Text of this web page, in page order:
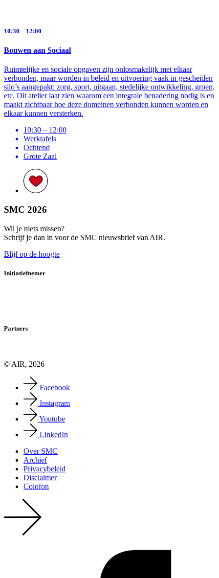
10:30 – 12:00
Bouwen aan Sociaal
Ruimtelijke en sociale opgaven zijn onlosmakelijk met elkaar
verbonden, maar worden in beleid en uitvoering vaak in gescheiden
silo’s aangepakt: zorg, sport, uitgaan, stedelijke ontwikkeling, groen,
etc. Dit atelier laat zien waarom een integrale benadering nodig is en
maakt zichtbaar hoe deze domeinen verbonden kunnen worden en
elkaar kunnen versterken.
10:30 – 12:00
Werktafels
Ochtend
Grote Zaal
SMC 2026
Wil je niets missen?
Schrijf je dan in voor de SMC nieuwsbrief van AIR.
Blijf op de hoogte
Initiatiefnemer
Partners
© AIR, 2026
Facebook
Instagram
Youtube
LinkedIn
Over SMC
Archief
Privacy­beleid
Disclaimer
Colofon